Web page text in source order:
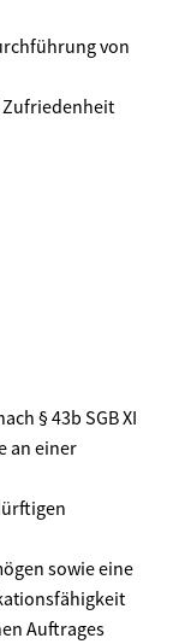
von
§ 43b SGB XI
an einer
sowie eine
Auftrages